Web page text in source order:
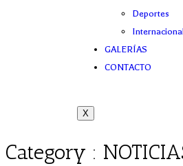
Deportes
GALERÍAS
CONTACTO
X
Category :